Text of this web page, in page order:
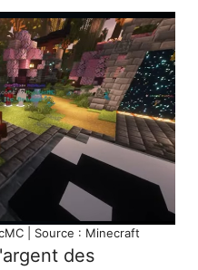
| Source : Minecraft
des